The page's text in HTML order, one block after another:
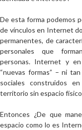
De esta forma podemos
de vínculos en Internet
permanentes, de
personales que
personas. Internet y en
“nuevas formas” – ni
sociales construidos
territorio sin espacio
Entonces ¿De que
espacio como lo es